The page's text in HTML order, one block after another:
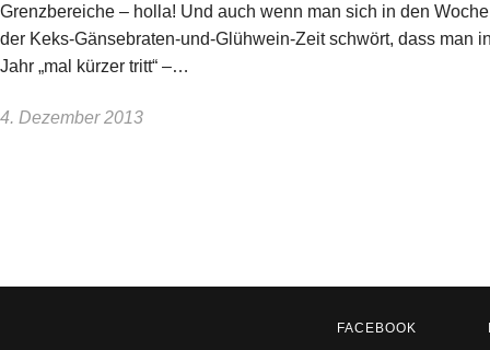
Grenzbereiche – holla! Und auch wenn man sich in den
der Keks-Gänsebraten-und-Glühwein-Zeit schwört, dass man
Jahr „mal kürzer tritt“ –…
4. Dezember 2013
FACEBOOK